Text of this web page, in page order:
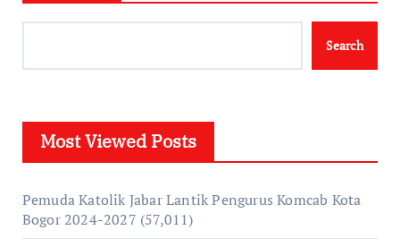
Search
Most Viewed Posts
Pemuda Katolik Jabar Lantik Pengurus Komcab Kota
Bogor 2024-2027 (57,011)